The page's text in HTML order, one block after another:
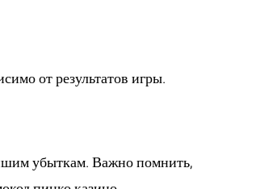
от результатов игры.
убыткам. Важно помнить,